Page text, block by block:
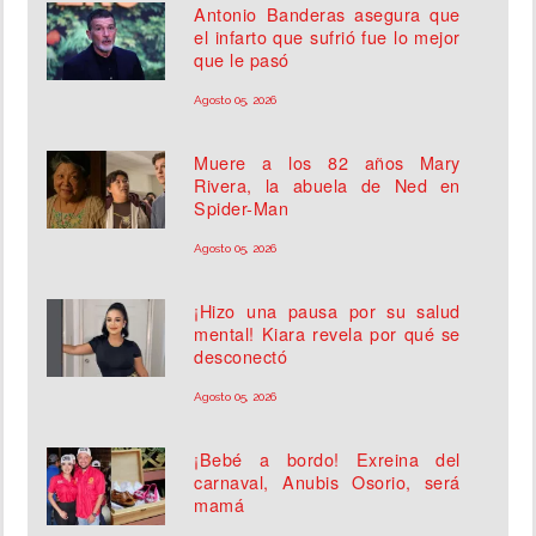
Antonio Banderas asegura que
el infarto que sufrió fue lo mejor
que le pasó
Agosto 05, 2026
Muere a los 82 años Mary
Rivera, la abuela de Ned en
Spider-Man
Agosto 05, 2026
¡Hizo una pausa por su salud
mental! Kiara revela por qué se
desconectó
Agosto 05, 2026
¡Bebé a bordo! Exreina del
carnaval, Anubis Osorio, será
mamá